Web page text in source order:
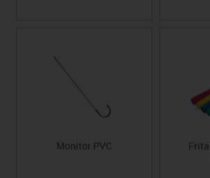
Monitor PVC